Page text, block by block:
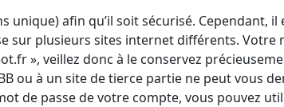
afin qu’il soit sécurisé. Cependant, il
sur plusieurs sites internet différents. Votre
», veillez donc à le conservez
ou à un site de tierce partie ne peut vous
de passe de votre compte, vous pouvez